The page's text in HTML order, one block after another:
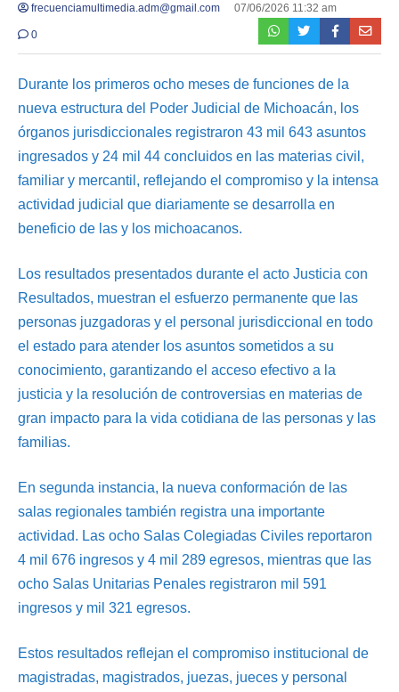
frecuenciamultimedia.adm@gmail.com 07/06/2026 11:32 am
0
Durante los primeros ocho meses de funciones de la
nueva estructura del Poder Judicial de Michoacán, los
órganos jurisdiccionales registraron 43 mil 643 asuntos
ingresados y 24 mil 44 concluidos en las materias civil,
familiar y mercantil, reflejando el compromiso y la intensa
actividad judicial que diariamente se desarrolla en
beneficio de las y los michoacanos.
Los resultados presentados durante el acto Justicia con
Resultados, muestran el esfuerzo permanente que las
personas juzgadoras y el personal jurisdiccional en todo
el estado para atender los asuntos sometidos a su
conocimiento, garantizando el acceso efectivo a la
justicia y la resolución de controversias en materias de
gran impacto para la vida cotidiana de las personas y las
familias.
En segunda instancia, la nueva conformación de las
salas regionales también registra una importante
actividad. Las ocho Salas Colegiadas Civiles reportaron
4 mil 676 ingresos y 4 mil 289 egresos, mientras que las
ocho Salas Unitarias Penales registraron mil 591
ingresos y mil 321 egresos.
Estos resultados reflejan el compromiso institucional de
magistradas, magistrados, juezas, jueces y personal